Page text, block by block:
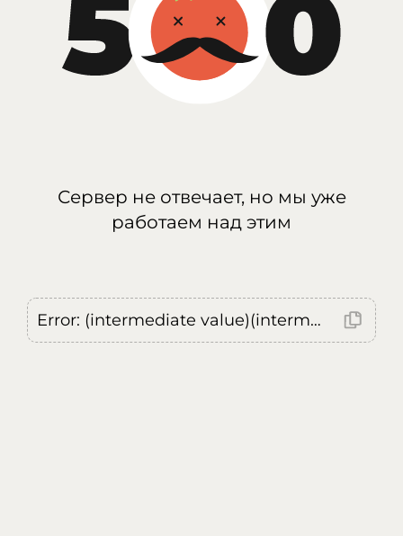
Сервер не отвечает, но мы уже
работаем над этим
Error: (intermediate value)(intermediate value)(intermediate value).replaceAll is not a function